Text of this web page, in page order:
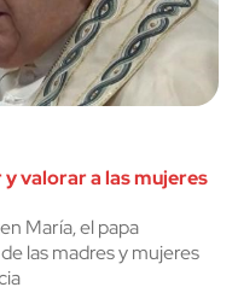
valorar a las mujeres
María, el papa
las madres y mujeres